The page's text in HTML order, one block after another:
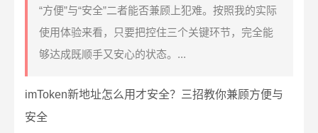
“方便”与“安全”二者能否兼顾上犯难。按照我的实际
使用体验来看，只要把控住三个关键环节，完全能
够达成既顺手又安心的状态。...
imToken新地址怎么用才安全？三招教你兼顾方便与
安全